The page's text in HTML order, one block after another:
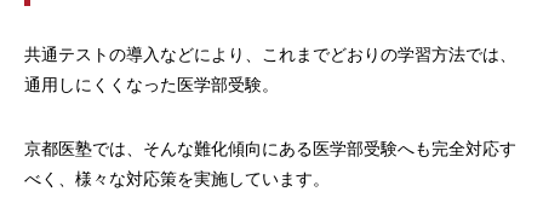
共通テストの導入などにより、これまでどおりの学習方法では、
通用しにくくなった医学部受験。
京都医塾では、そんな難化傾向にある医学部受験へも完全対応す
べく、様々な対応策を実施しています。